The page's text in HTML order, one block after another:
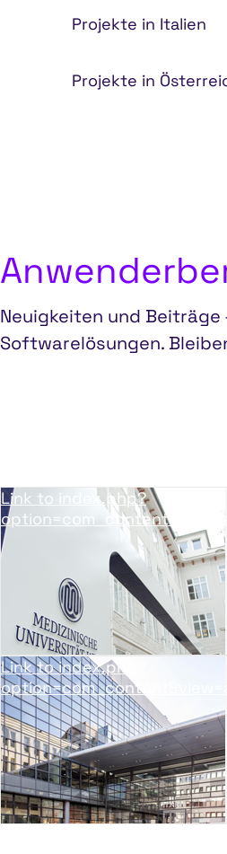
Projekte in Italien
Projekte in
Neuigkeiten und
Softwarelösungen.
Link to index.php?
Link to index.php?